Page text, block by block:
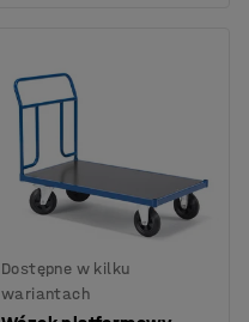
Dostępne w kilku
wariantach